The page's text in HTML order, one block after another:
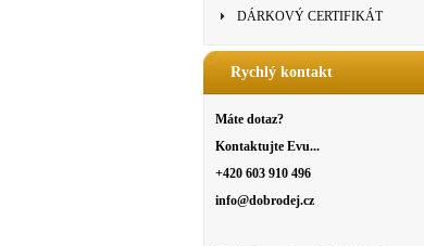
DÁRKOVÝ CERTIFIKÁT
Rychlý kontakt
Máte dotaz?
Kontaktujte Evu...
+420 603 910 496
info@dobrodej.cz